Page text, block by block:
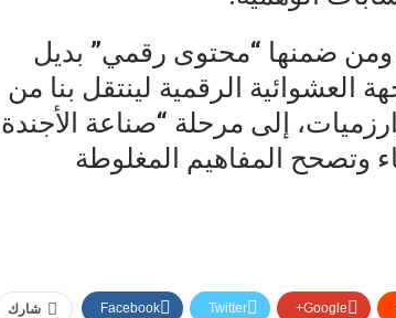
ومن ضمنها “محتوى رقمي” بديل
العشوائية الرقمية لينتقل بنا من
إلى مرحلة “صناعة الأجندة
وتصحح المفاهيم المغلوطة
شارك Facebook Twitter Google+